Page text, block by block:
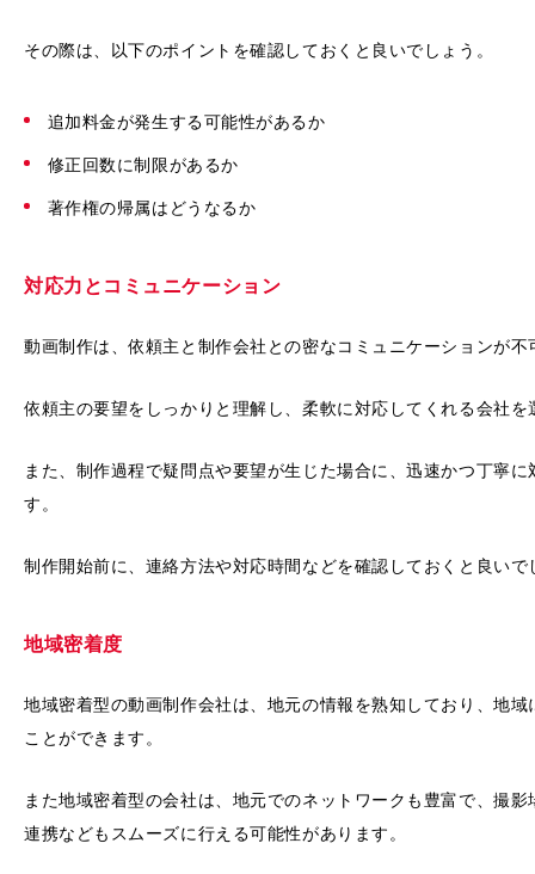
その際は、以下のポイントを確認しておくと良いでしょう。
追加料金が発生する可能性があるか
修正回数に制限があるか
著作権の帰属はどうなるか
対応力とコミュニケーション
動画制作は、依頼主と制作会社との密なコミュニケーションが不
依頼主の要望をしっかりと理解し、柔軟に対応してくれる会社を
また、制作過程で疑問点や要望が生じた場合に、迅速かつ丁寧
す。
制作開始前に、連絡方法や対応時間などを確認しておくと良いで
地域密着度
地域密着型の動画制作会社は、地元の情報を熟知しており、地
ことができます。
また地域密着型の会社は、地元でのネットワークも豊富で、撮
連携などもスムーズに行える可能性があります。